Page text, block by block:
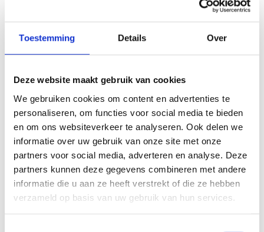
Toestemming Details Over
Deze website maakt gebruik van cookies
We gebruiken cookies om content en advertenties te
personaliseren, om functies voor social media te bieden
en om ons websiteverkeer te analyseren. Ook delen we
informatie over uw gebruik van onze site met onze
partners voor social media, adverteren en analyse. Deze
partners kunnen deze gegevens combineren met andere
informatie die u aan ze heeft verstrekt of die ze hebben
verzameld op basis van uw gebruik van hun services.
Geef aan tot welk domein jouw vraag behoort
KIES EEN DOMEIN
Jouw vraag